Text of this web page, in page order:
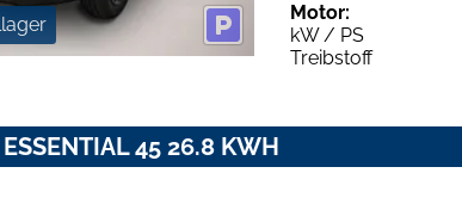
Motor:
kW / PS
Treibstoff
45 26.8 KWH